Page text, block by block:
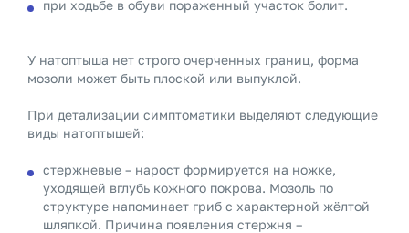
при ходьбе в обуви пораженный участок болит.
У натоптыша нет строго очерченных границ, форма
мозоли может быть плоской или выпуклой.
При детализации симптоматики выделяют следующие
виды натоптышей:
стержневые – нарост формируется на ножке,
уходящей вглубь кожного покрова. Мозоль по
структуре напоминает гриб с характерной жёлтой
шляпкой. Причина появления стержня –